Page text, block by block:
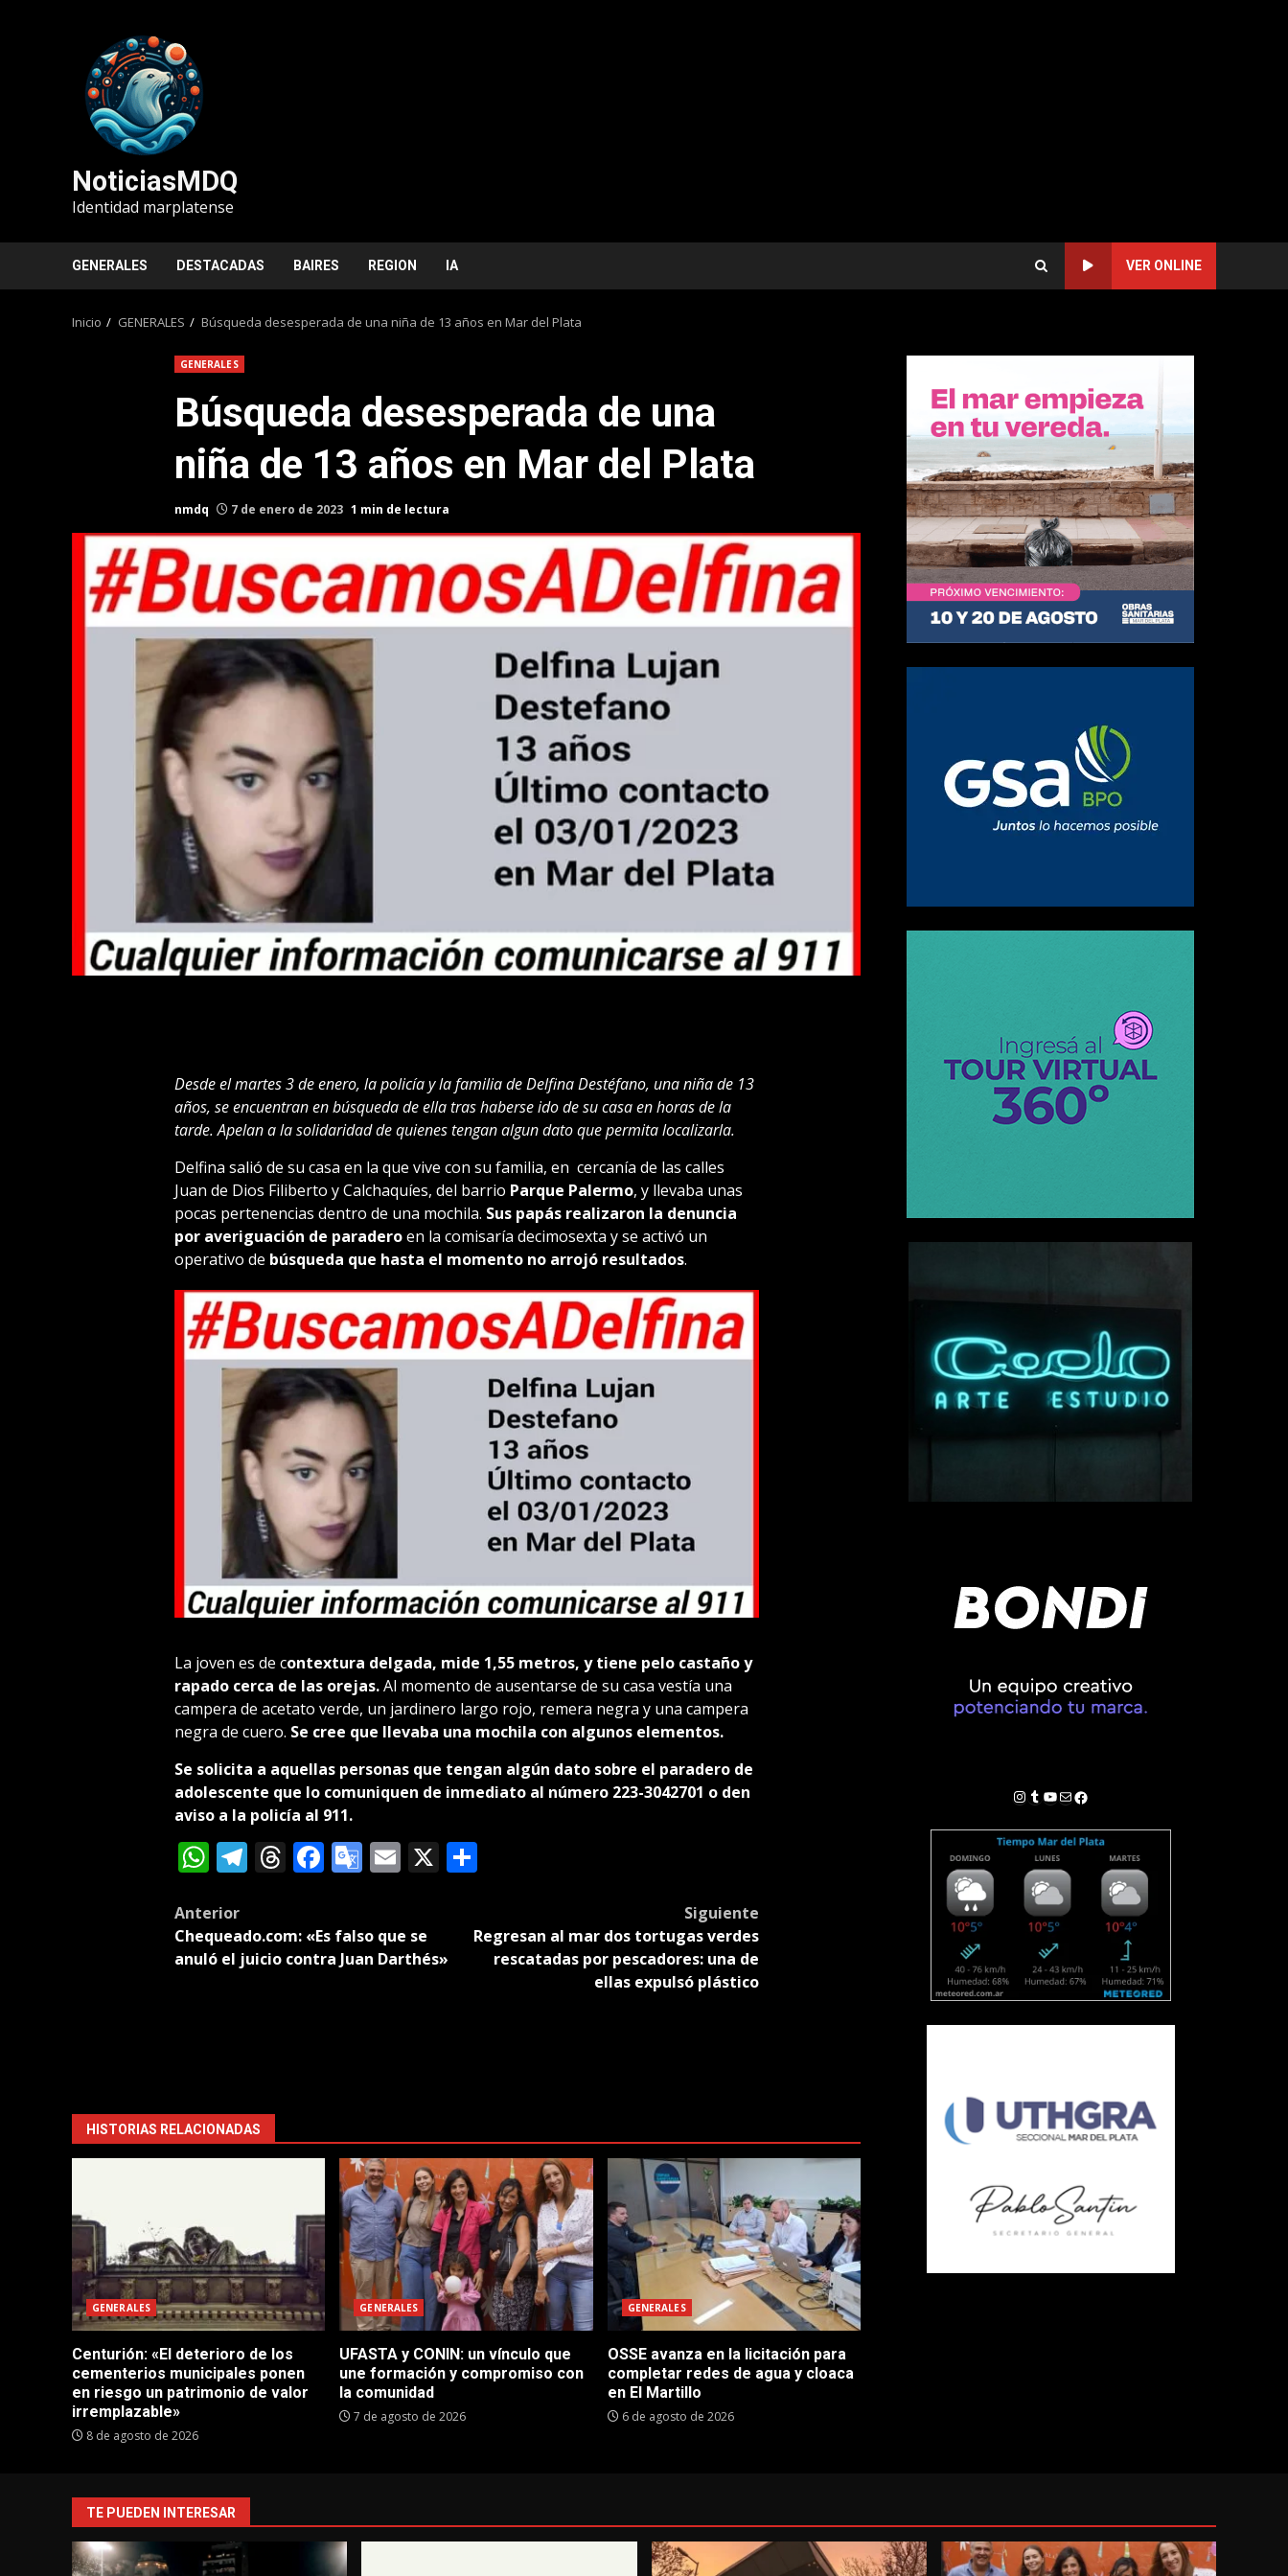
NoticiasMDQ
Identidad marplatense
GENERALES DESTACADAS BAIRES REGION IA VER ONLINE
Inicio GENERALES Búsqueda desesperada de una niña de 13 años en Mar del Plata
GENERALES
Búsqueda desesperada de una
niña de 13 años en Mar del Plata
nmdq 7 de enero de 2023 1 min de lectura
Desde el martes 3 de enero, la policía y la familia de Delfina Destéfano, una niña de 13
años, se encuentran en búsqueda de ella tras haberse ido de su casa en horas de la
tarde. Apelan a la solidaridad de quienes tengan algun dato que permita localizarla.
Delfina salió de su casa en la que vive con su familia, en cercanía de las calles
Juan de Dios Filiberto y Calchaquíes, del barrio Parque Palermo, y llevaba unas
pocas pertenencias dentro de una mochila. Sus papás realizaron la denuncia
por averiguación de paraderoen la comisaría decimosexta y se activó un
operativo de búsqueda que hasta el momento no arrojó resultados.
La joven es de contextura delgada, mide 1,55 metros, y tiene pelo castaño y
rapado cerca de las orejas.Al momento de ausentarse de su casa vestía una
campera de acetato verde, un jardinero largo rojo, remera negra y una campera
negra de cuero. Se cree que llevaba una mochila con algunos elementos.
Se solicita a aquellas personas que tengan algún dato sobre el paradero de
adolescente que lo comuniquen de inmediato al número 223-3042701 o den
aviso a la policía al 911.
WhatsApp
Telegram
Threads
Facebook
Google
Email
X Compartir
Post
navigation
Anterior
Chequeado.com: «Es falso que se
anuló el juicio contra Juan Darthés»
Siguiente
Regresan al mar dos tortugas verdes
rescatadas por pescadores: una de
ellas expulsó plástico
HISTORIAS RELACIONADAS
GENERALES
Centurión: «El deterioro de los
cementerios municipales ponen
en riesgo un patrimonio de valor
irremplazable»
8 de agosto de 2026
GENERALES
UFASTA y CONIN: un vínculo que
une formación y compromiso con
la comunidad
7 de agosto de 2026
GENERALES
OSSE avanza en la licitación para
completar redes de agua y cloaca
en El Martillo
6 de agosto de 2026
Instagram
Tumblr
YouTube
Correo electrónico
Facebook
TE PUEDEN INTERESAR